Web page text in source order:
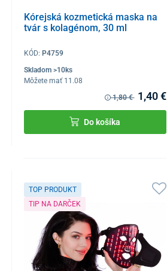
Kórejská kozmetická maska na
tvár s kolagénom, 30 ml
KÓD:P4759
Skladom >10ks
Môžete mať 11.08
1,80 € 1,40 €
Do košíka
TOP PRODUKT
TIP NA DARČEK